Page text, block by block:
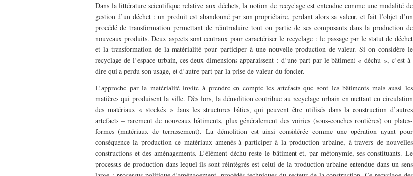
Dans la littérature scientifique relative aux déchets, la notion de recyclage est entendue comme une modalité de
gestion d’un déchet : un produit est abandonné par son propriétaire, perdant alors sa valeur, et fait l’objet d’un
procédé de transformation permettant de réintroduire tout ou partie de ses composants dans la production de
nouveaux produits. Deux aspects sont centraux pour caractériser le recyclage : le passage par le statut de déchet
et la transformation de la matérialité pour participer à une nouvelle production de valeur. Si on considère le
recyclage de l’espace urbain, ces deux dimensions apparaissent : d’une part par le bâtiment « déchu », c’est-à-
dire qui a perdu son usage, et d’autre part par la prise de valeur du foncier.
L’approche par la matérialité invite à prendre en compte les artefacts que sont les bâtiments mais aussi les
matières qui produisent la ville. Dès lors, la démolition contribue au recyclage urbain en mettant en circulation
des matériaux « stockés » dans les structures bâties, qui peuvent être utilisés dans la construction d’autres
artefacts – rarement de nouveaux bâtiments, plus généralement des voiries (sous-couches routières) ou plates-
formes (matériaux de terrassement). La démolition est ainsi considérée comme une opération ayant pour
conséquence la production de matériaux amenés à participer à la production urbaine, à travers de nouvelles
constructions et des aménagements. L’élément déchu reste le bâtiment et, par métonymie, ses constituants. Le
processus de production dans lequel ils sont réintégrés est celui de la production urbaine entendue dans un sens